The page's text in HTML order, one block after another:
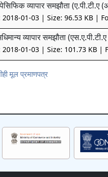
व्यापार समझौता (ए.पी.टी.ए
2018-01-03 | Size: 96.53 KB |
व्यापार समझौता
2018-01-03 | Size: 101.73 KB
मूल प्रमाणपत्र